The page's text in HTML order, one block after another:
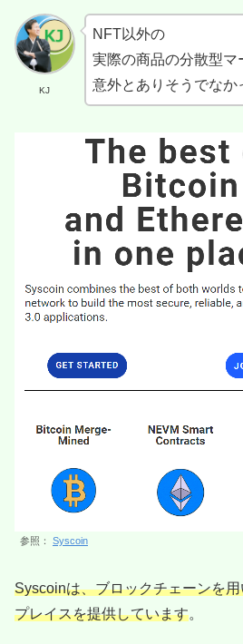
KJ
NFT以外の
実際の商品の分散型マ
意外とありそうでなか
参照： Syscoin
Syscoinは、ブロックチェーンを
プレイスを提供しています。